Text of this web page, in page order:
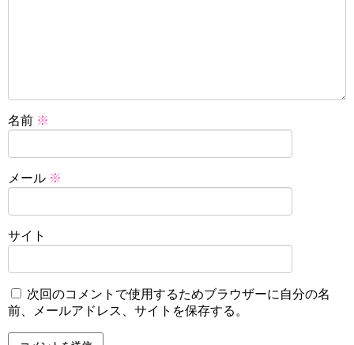
名前 ※
メール ※
サイト
次回のコメントで使用するためブラウザーに自分の名
前、メールアドレス、サイトを保存する。